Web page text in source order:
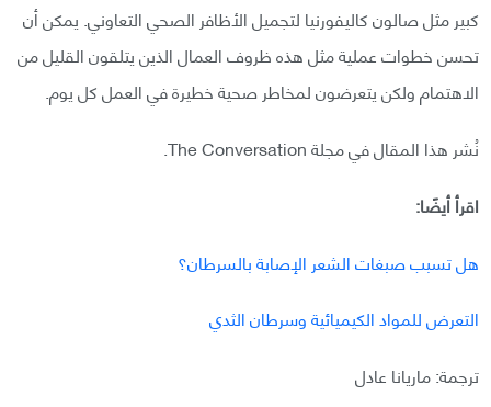
كبير مثل صالون كاليفورنيا لتجميل الأظافر الصحي التعاوني. يمكن أن
تحسن خطوات عملية مثل هذه ظروف العمال الذين يتلقون القليل من
الاهتمام ولكن يتعرضون لمخاطر صحية خطيرة في العمل كل يوم.
نُشر هذا المقال في مجلة The Conversation.
اقرأ أيضًا:
هل تسبب صبغات الشعر الإصابة بالسرطان؟
التعرض للمواد الكيميائية وسرطان الثدي
ترجمة: ماريانا عادل